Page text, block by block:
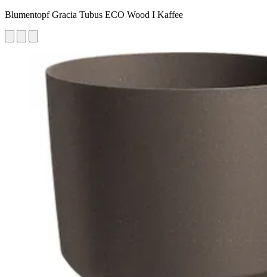
Blumentopf Gracia Tubus ECO Wood I Kaffee